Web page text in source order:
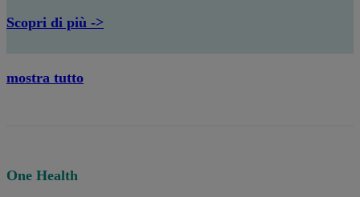
Scopri di più ->
mostra tutto
One Health